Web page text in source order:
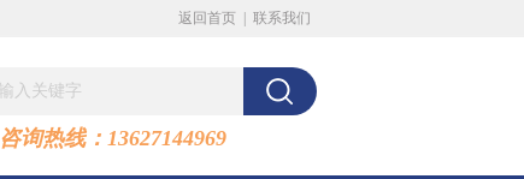
返回首页 联系我们
咨询热线：13627144969